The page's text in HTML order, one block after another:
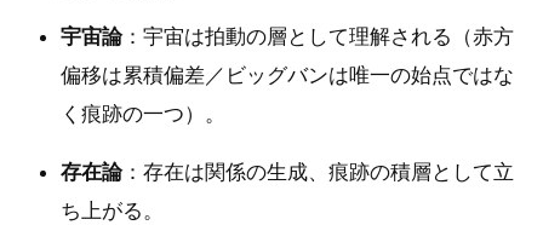
宇宙論：宇宙は拍動の層として理解される（赤方
偏移は累積偏差／ビッグバンは唯一の始点ではな
く痕跡の一つ）。
存在論：存在は関係の生成、痕跡の積層として立
ち上がる。